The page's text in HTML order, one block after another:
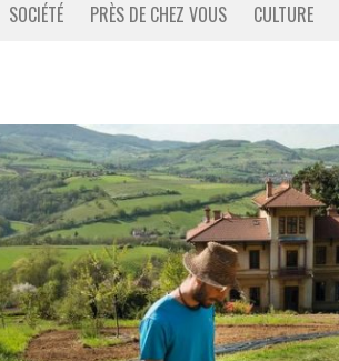
SOCIÉTÉ PRÈS DE CHEZ VOUS CULTURE